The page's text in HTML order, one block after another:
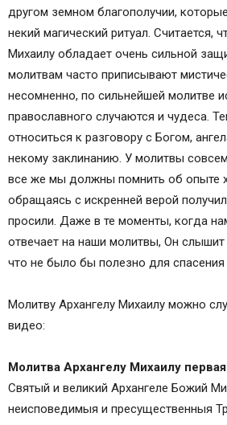
другом земном благополучии,
некий магический ритуал. Считается,
Михаилу обладает очень сильной
молитвам часто приписывают
несомненно, по сильнейшей молитве
православного случаются и чудеса.
относиться к разговору с Богом,
некому заклинанию. У молитвы
все же мы должны помнить об опыте
обращаясь с искренней верой
просили. Даже в те моменты, когда
отвечает на наши молитвы, Он слышит
что не было бы полезно для
Молитву Архангелу Михаилу можно
видео:
Молитва Архангелу Михаилу первая
Святый и великий Архангеле Божий
неисповедимыя и пресущественныя